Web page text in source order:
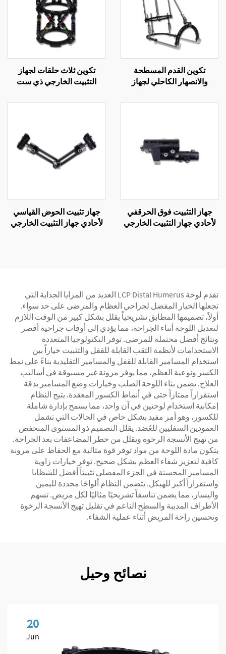
تكوين القدم المسطحة
والانصهار الكاحلي لجهاز
تكوين ثلاث حلقات لجهاز
التثبيت الخارجي ذي ست
جهاز التثبيت فوق الحرقفي
لأحادي جهاز التثبيت الخارجي
جهاز تثبيت الحوض القياسي
لأحادي جهاز التثبيت الخارجي
تقدم لوحة LCP Distal Humerus العديد من المزايا الجذابة التي
تجعلها الخيار المفضل لجراحي العظام والمرضى على حد سواء.
أولاً، تصميمها المطابق تشريحياً يقلل بشكل كبير من الوقت اللازم
لتعديل اللوحة أثناء الجراحة، مما يؤدي إلى أوقات جراحية أقصر
ونتائج أفضل محتملة للمرضى. توفر التكنولوجيا المتعددة
الاستخدامات لأنظمة الثقب القابلة للقفل والتثبيت خياراً بين
استخدام المسامير القابلة للقفل والمسامير التقليدية بناءً على نمط
الكسر ونوعية العظم، مما يوفر مرونة غير مسبوقة في أساليب
العلاج. يضمن بناء اللوحة الصلب وخيارات وضع المسامير بدقة
استقراراً ممتازاً حتى في أنماط الكسور المعقدة. يتيح النظام
إمكانية استخدام لوحتين في آن واحد، مما يسمح بإدارة شاملة
للكسور، وهو أمر مفيد بشكل خاص في الحالات التي تشمل
العمودين السفليين للعُضد. يقلل التصميم ذو المستوى المنخفض
من تهيج الأنسجة الرخوة ويقلل من خطر المضاعفات بعد الجراحة.
يتكون مادة اللوحة من مواد توفر قوة مثالية مع الحفاظ على مرونة
كافية لتعزيز شفاء العظم بشكل صحيح. توفر خيارات زاوية
المسامير المحسنة في الجزء المفصلي تثبيتاً أفضل للشظايا
واستقراراً أكبر للهيكل. يتضمن النظام ألواحًا محددة لليمين
واليسار، مما يضمن تناسقاً تشريحيًا مثاليًا لكل مريض. تسهم
الأطراف المدببة والسطح الناعم في تقليل تهيج الأنسجة الرخوة
وتحسين راحة المريض أثناء عملية الشفاء.
نصائح وحيل
20
Jun